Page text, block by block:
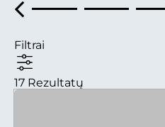
Filtrai
17 Rezultatų